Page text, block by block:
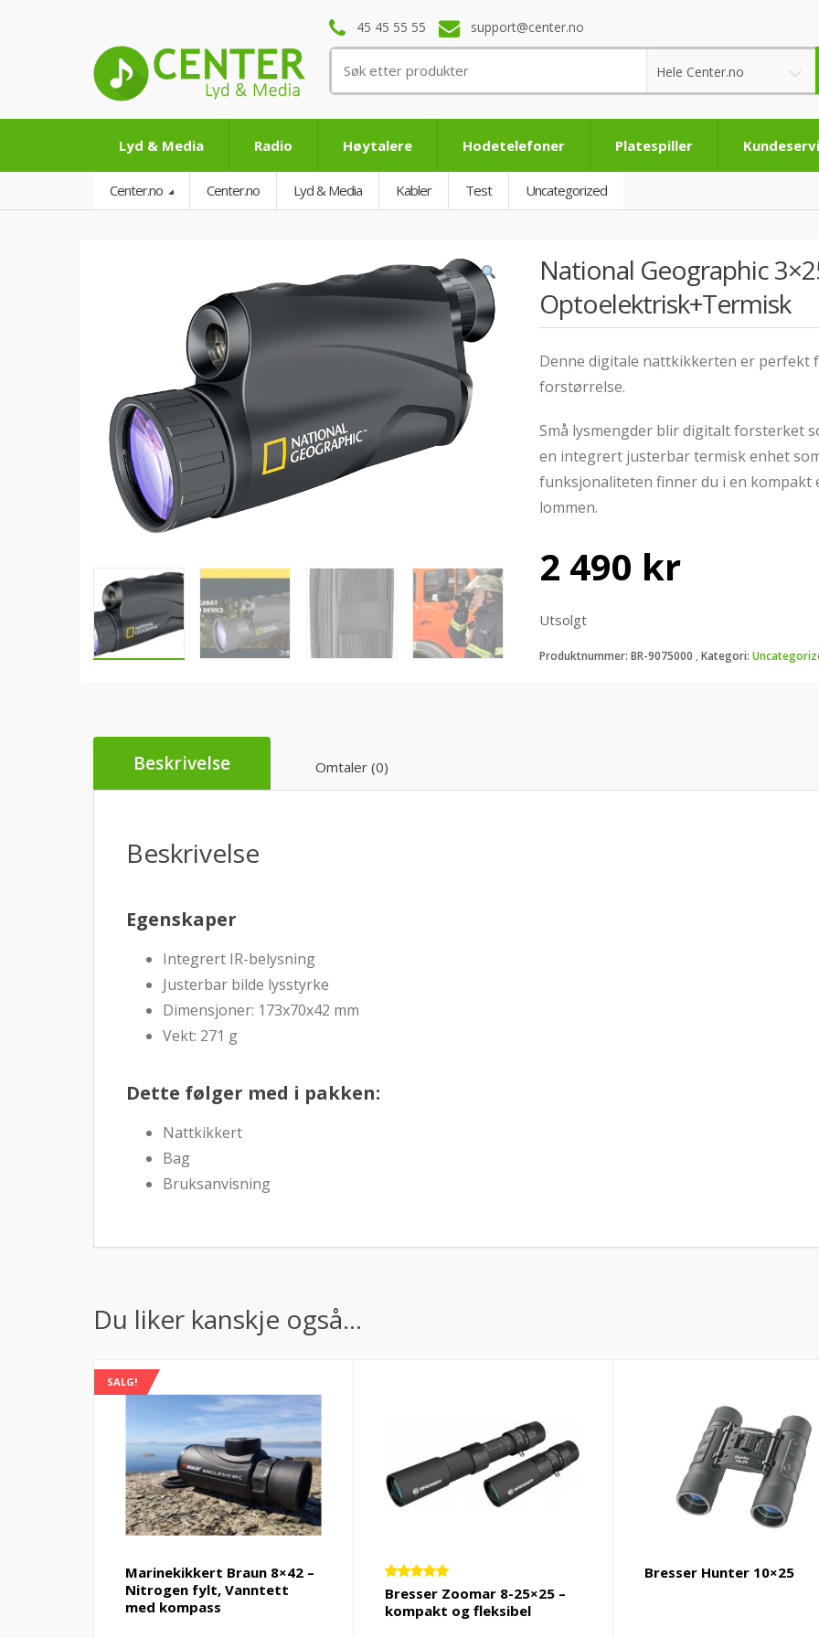
45 45 55 55 support@center.no
etter:
Hele Center.no
Lyd & Media Radio Høytalere Hodetelefoner Platespiller
Center.no Center.no Lyd & Media Kabler Test Uncategorized
National Geographic
Optoelektrisk+Termisk
Denne digitale nattkikkerten er perfekt
forstørrelse.
Små lysmengder blir digitalt forsterket
en integrert justerbar termisk enhet
funksjonaliteten finner du i en kompakt
lommen.
2 490 kr
Utsolgt
Produktnummer: BR-9075000 Kategori:
Beskrivelse Omtaler (0)
Beskrivelse
Egenskaper
Integrert IR-belysning
Justerbar bilde lysstyrke
Dimensjoner: 173x70x42 mm
Vekt: 271 g
Dette følger med i pakken:
Nattkikkert
Bag
Bruksanvisning
Du liker kanskje også…
SALG!
Marinekikkert Braun 8×42 –
Nitrogen fylt, Vanntett
med kompass
Vurdert
5.00av 5
Bresser Zoomar 8-25×25 –
kompakt og fleksibel
Bresser Hunter 10×25